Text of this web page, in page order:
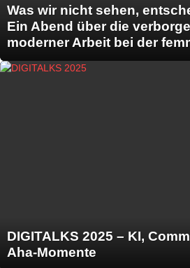
Was wir nicht sehen,
Ein Abend über die
moderner Arbeit bei der
DIGITALKS 2025 – KI,
Aha-Momente